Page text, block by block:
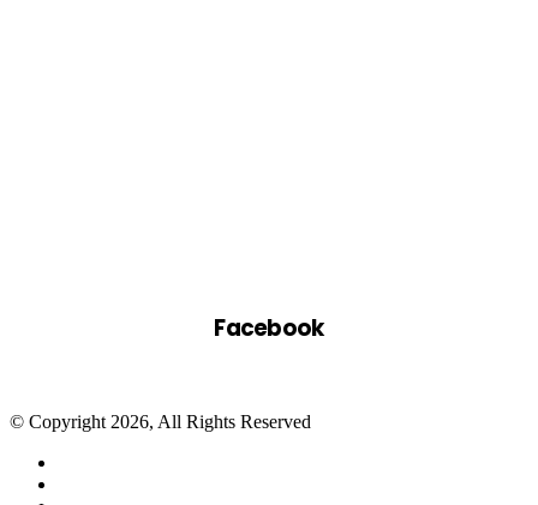
Facebook
© Copyright 2026, All Rights Reserved